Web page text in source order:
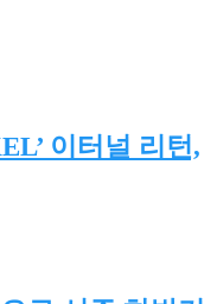
이터널 리턴,